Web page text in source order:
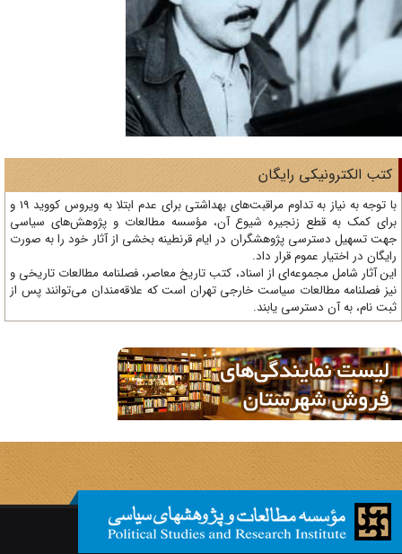
الکترونیکی رایگان
با توجه به نیاز به تداوم مراقبت‌های بهداشتی برای عدم ابتلا به ویروس کووید 19 و
کمک به قطع زنجیره شیوع آن، مؤسسه مطالعات و پژوهش‌های سیاسی
تسهیل دسترسی پژوهشگران در ایام قرنطینه بخشی از آثار خود را به صورت
در اختیار عموم قرار داد.
آثار شامل مجموعه‌ای از اسناد، کتب تاریخ معاصر، فصلنامه‌ مطالعات تاریخی و
فصلنامه مطالعات سیاست خارجی تهران است که علاقه‌مندان می‌توانند پس از
نام، به آن دسترسی یابند.